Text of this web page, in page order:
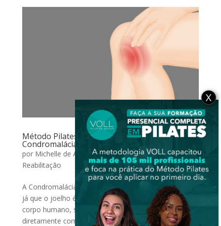
Método Pilates e sua Atuação na
Condromalácia Patelar
por Michelle de Aguiar Zacaria|dez 18, 2016 |
Reabilitação
A Condromalácia Patelar pode ser um problema sério
já que o joelho é a articulação mais complexa do
corpo humano, sua função está relacionada
diretamente com três sistemas que compõem o
X